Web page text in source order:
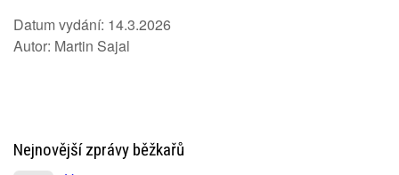
Datum vydání: 14.3.2026
Autor: Martin Sajal
Nejnovější zprávy běžkařů